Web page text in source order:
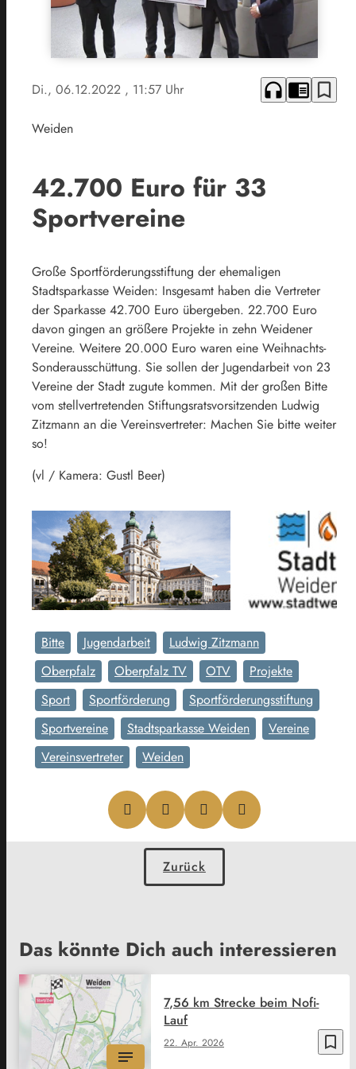
Di., 06.12.2022 , 11:57 Uhr headphones chrome_reader_mode bookmark_border
Weiden
42.700 Euro für 33
Sportvereine
Große Sportförderungsstiftung der ehemaligen
Stadtsparkasse Weiden: Insgesamt haben die Vertreter
der Sparkasse 42.700 Euro übergeben. 22.700 Euro
davon gingen an größere Projekte in zehn Weidener
Vereine. Weitere 20.000 Euro waren eine Weihnachts-
Sonderausschüttung. Sie sollen der Jugendarbeit von 23
Vereine der Stadt zugute kommen. Mit der großen Bitte
vom stellvertretenden Stiftungsratsvorsitzenden Ludwig
Zitzmann an die Vereinsvertreter: Machen Sie bitte weiter
so!
(vl / Kamera: Gustl Beer)
Bitte Jugendarbeit
Ludwig Zitzmann
Oberpfalz
Oberpfalz TV OTV
Projekte
Sport
Sportförderung
Sportförderungsstiftung
Sportvereine
Stadtsparkasse Weiden
Vereine
Vereinsvertreter
Weiden
Zurück
Das könnte Dich auch interessieren
bookmark_border
22. Apr. 2026
7,56 km Strecke beim Nofi-
Lauf